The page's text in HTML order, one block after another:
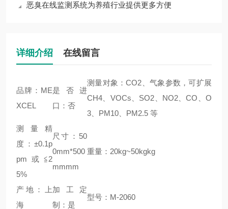
恶臭在线监测系统为养殖行业提供更多方便
详细介绍 在线留言
品牌：ME
XCEL
是否进
口：否
测量对象：CO2、气象参数，可扩展
CH4、VOCs、SO2、NO2、CO、O
3、PM10、PM2.5 等
测量精
度：±0.1p
pm或≦2
5%
尺寸：50
0mm*500
mmmm
重量：20kg~50kgkg
产地：上
海
加工定
制：是
型号：M-2060